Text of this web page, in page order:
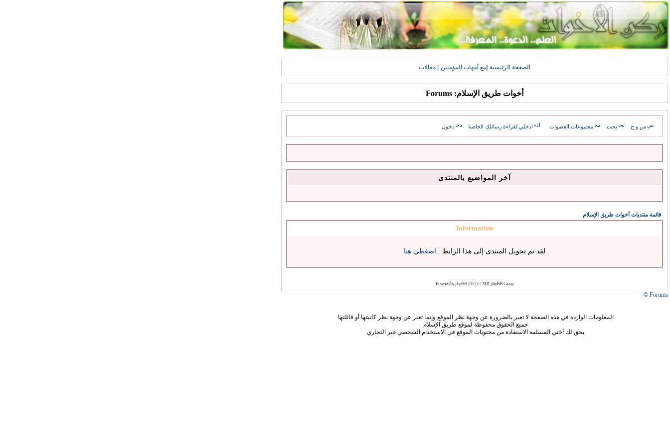
الصفحة الرئيسية مع أمهات المؤمنين مقالات
أخوات طريق الإسلام: Forums
س و ج بحث مجموعات العضوات ادخلي لقراءة رسائلكِ الخاصة دخول
آخر المواضيع بالمنتدى
قائمة منتديات أخوات طريق الإسلام
Information
لقد تم تحويل المنتدى إلى هذا الرابط : اضغطي هنا
Powered byphpBB2.0.7 © 2001 phpBB Group
Forums ©
المعلومات الواردة في هذه الصفحة لا تعبر بالضرورة عن وجهة نظر الموقع وإنما تعبر عن وجهة نظر كاتبتها أو قائلتها
جميع الحقوق محفوظة لموقع طريق الإسلام
يحق لك أختي المسلمة الاستفادة من محتويات الموقع في الاستخدام الشخصي غير التجاري